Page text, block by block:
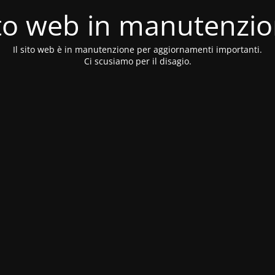
web in
Il sito web è in manutenzione per aggiornamenti importanti.
Ci scusiamo per il disagio.